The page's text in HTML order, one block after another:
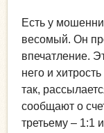
Есть у
весомый. Он
впечатление.
него и
так,
сообщают о
третьему – 1:1